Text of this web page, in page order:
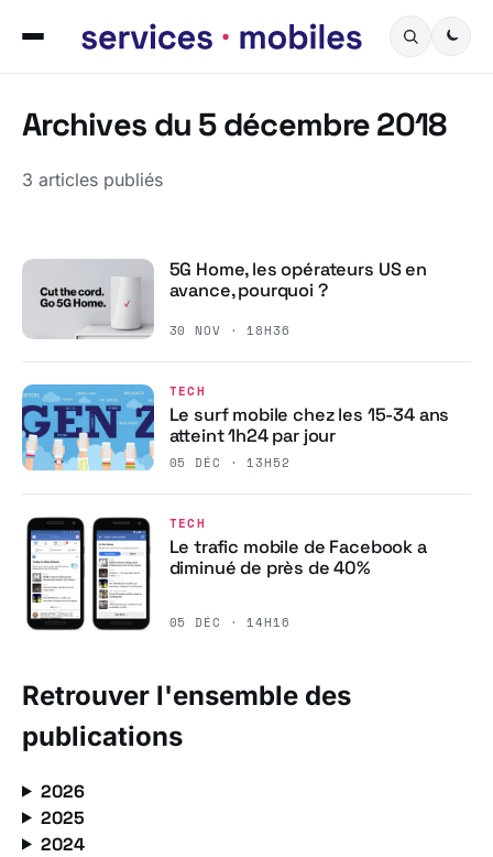
Archives du 5 décembre 2018
3 articles publiés
5G Home, les opérateurs US en
avance, pourquoi ?
30 NOV · 18H36
TECH
Le surf mobile chez les 15-34 ans
atteint 1h24 par jour
05 DÉC · 13H52
TECH
Le trafic mobile de Facebook a
diminué de près de 40%
05 DÉC · 14H16
Retrouver l'ensemble des
publications
2026
2025
2024